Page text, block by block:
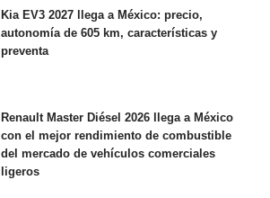
Kia EV3 2027 llega a México: precio,
autonomía de 605 km, características y
preventa
Renault Master Diésel 2026 llega a México
con el mejor rendimiento de combustible
del mercado de vehículos comerciales
ligeros